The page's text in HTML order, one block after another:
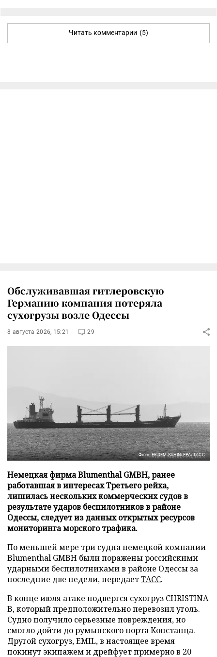
Читать комментарии (5)
Обслуживавшая гитлеровскую
Германию компания потеряла
сухогрузы возле Одессы
8 августа 2026, 15:21 29
Фото: ERDEM SAHIN/EPA/ТАСС
Немецкая фирма Blumenthal GMBH, ранее
работавшая в интересах Третьего рейха,
лишилась нескольких коммерческих судов в
результате ударов беспилотников в районе
Одессы, следует из данных открытых ресурсов
мониторинга морского трафика.
По меньшей мере три судна немецкой компании
Blumenthal GMBH были поражены российскими
ударными беспилотниками в районе Одессы за
последние две недели, передаетТАСС.
В конце июля атаке подвергся сухогруз CHRISTINA
B, который предположительно перевозил уголь.
Судно получило серьезные повреждения, но
смогло дойти до румынского порта Констанца.
Другой сухогруз, EMIL, в настоящее время
покинут экипажем и дрейфует примерно в 20